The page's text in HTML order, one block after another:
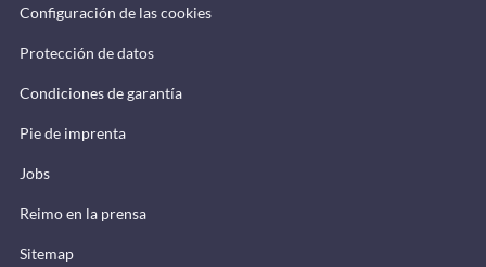
Configuración de las cookies
Protección de datos
Condiciones de garantía
Pie de imprenta
Jobs
Reimo en la prensa
Sitemap